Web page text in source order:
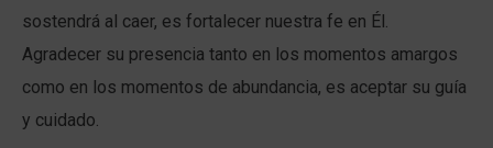
sostendrá al caer, es fortalecer nuestra fe en Él.
Agradecer su presencia tanto en los momentos amargos
como en los momentos de abundancia, es aceptar su guía
y cuidado.